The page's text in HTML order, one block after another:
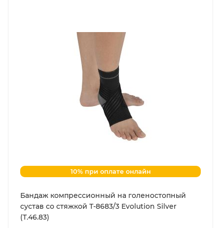
10% при оплате онлайн
Бандаж компрессионный на голеностопный
сустав со стяжкой Т-8683/3 Evolution Silver
(Т.46.83)